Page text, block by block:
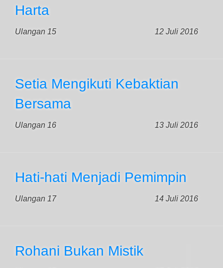
Harta
Ulangan 15 12 Juli 2016
Setia Mengikuti Kebaktian
Bersama
Ulangan 16 13 Juli 2016
Hati-hati Menjadi Pemimpin
Ulangan 17 14 Juli 2016
Rohani Bukan Mistik